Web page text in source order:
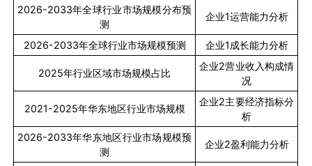
2026-2033年全球行业市场规模分布预
测
企业1运营能力分析
2026-2033年全球行业市场规模预测 企业1成长能力分析
2025年行业区域市场规模占比
企业2营业收入构成情
况
2021-2025年华东地区行业市场规模
企业2主要经济指标分
析
2026-2033年华东地区行业市场规模预
测
企业2盈利能力分析